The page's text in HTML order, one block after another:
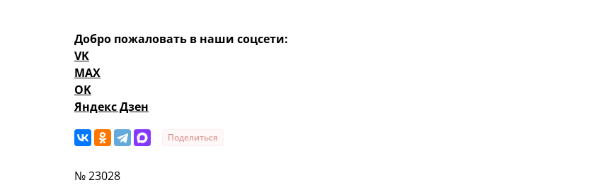
Добро пожаловать в наши соцсети:
VK
MAX
OK
Яндекс Дзен
Поделиться
№ 23028